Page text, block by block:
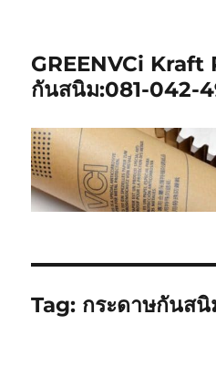
GREENVCi Kraft
กันสนิม:081-042-
Tag: กระดาษกันส